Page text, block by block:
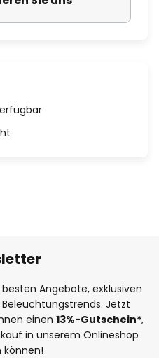
Angebote, exklusiven
Jetzt
einen 13%-Gutschein*,
in unserem Onlineshop
können!